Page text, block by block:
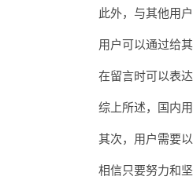
此外，与其他用户
用户可以通过给其
在留言时可以表达
综上所述，国内用
其次，用户需要以
相信只要努力和坚